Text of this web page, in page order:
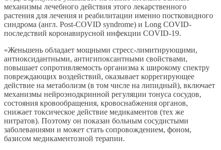
механизмы лечебного действия этого лекарственного
растения для лечения и реабилитации именно постковидного
синдрома (англ. Post-COVID syndrome) и Long COVID-
последствий коронавирусной инфекции COVID-19.
«Женьшень обладает мощными стресс-лимитирующими,
антиоксидантными, антигипоксантными свойствами,
повышает сопротивляемость организма к широкому спектру
повреждающих воздействий, оказывает коррегирующее
действие на метаболизм (в том числе на липидный), включает
механизмы нейроэнодкринной регуляции тонуса сосудов,
состояния кровообращения, кровоснабжения органов,
снижает токсическое действие медикаментов (тех же
нитратов). Поэтому он показан больным сосудистыми
заболеваниями и может стать сопровождением, фоном,
базисом медикаментозной терапии.